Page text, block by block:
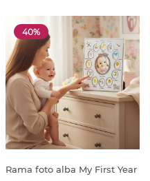
40%
Rama foto alba My First Year